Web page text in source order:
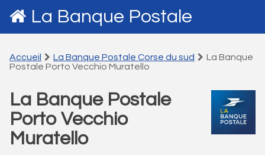
La Banque Postale
Accueil La Banque Postale Corse du sud
La Banque
Postale Porto Vecchio Muratello
La Banque Postale
Porto Vecchio
Muratello